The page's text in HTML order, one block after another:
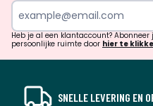
Heb je al een klantaccount?
persoonlijke ruimte door hier te
SNELLE LEVERING EN